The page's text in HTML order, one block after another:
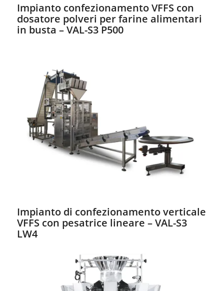
Impianto confezionamento VFFS con
dosatore polveri per farine alimentari
in busta – VAL-S3 P500
Impianto di confezionamento verticale
VFFS con pesatrice lineare – VAL-S3
LW4